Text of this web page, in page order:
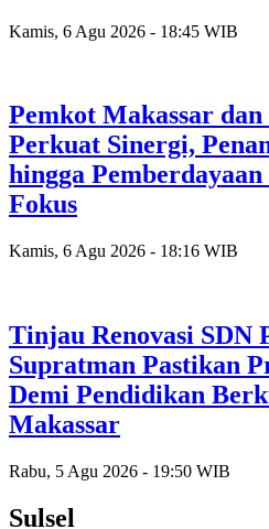
Kamis, 6 Agu 2026 - 18:45 WIB
Pemkot Makassar
Perkuat Sinergi,
hingga
Fokus
Kamis, 6 Agu 2026 - 18:16 WIB
Tinjau Renovasi SDN
Supratman Pastikan
Demi Pendidikan
Makassar
Rabu, 5 Agu 2026 - 19:50 WIB
Sulsel